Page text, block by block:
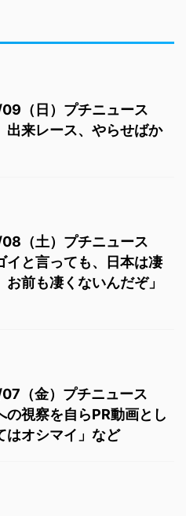
（日）プチニュース
出来レース、やらせばか
（土）プチニュース
イと言っても、日本は凄
お前も凄くないんだぞ」
（金）プチニュース
の視察を自らPR動画とし
はオシマイ」など